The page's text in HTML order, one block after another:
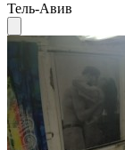
Тель-Авив